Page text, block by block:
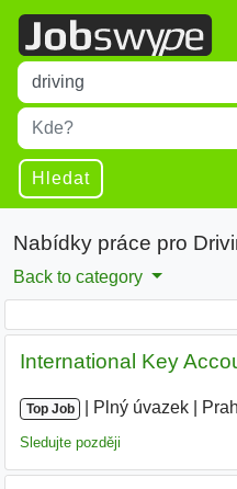
Title
Type 1 or more characters
Místo
Type 1 or more characters
Hledat
Nabídky práce pro
Back to category
International Key
Top Job Plný úvazek
Sledujte později